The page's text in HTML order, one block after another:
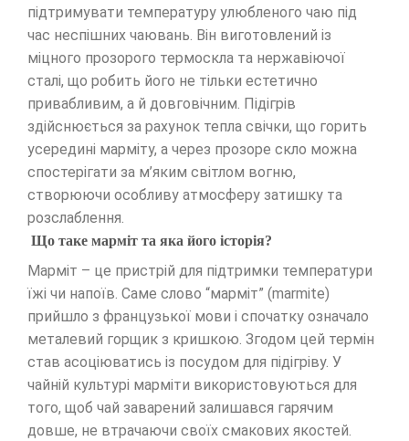
підтримувати температуру улюбленого чаю під
час неспішних чаювань. Він виготовлений із
міцного прозорого термоскла та нержавіючої
сталі, що робить його не тільки естетично
привабливим, а й довговічним. Підігрів
здійснюється за рахунок тепла свічки, що горить
усередині марміту, а через прозоре скло можна
спостерігати за м’яким світлом вогню,
створюючи особливу атмосферу затишку та
розслаблення.
Що таке марміт та яка його історія?
Марміт – це пристрій для підтримки температури
їжі чи напоїв. Саме слово “марміт” (marmite)
прийшло з французької мови і спочатку означало
металевий горщик з кришкою. Згодом цей термін
став асоціюватись із посудом для підігріву. У
чайній культурі марміти використовуються для
того, щоб чай заварений залишався гарячим
довше, не втрачаючи своїх смакових якостей.